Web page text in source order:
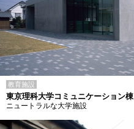
教育施設
東京理科大学コミュニケーション棟
ニュートラルな大学施設